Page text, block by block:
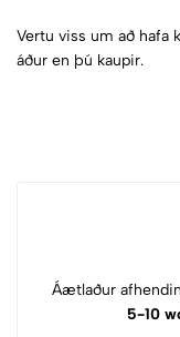
Vertu viss um að hafa
áður en þú kaupir.
Áætlaður
5-10